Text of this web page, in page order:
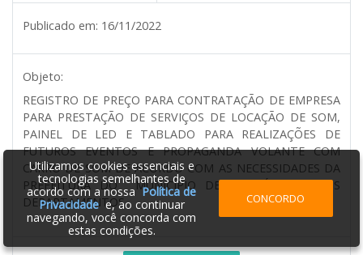
Publicado em: 16/11/2022
Objeto:
REGISTRO DE PREÇO PARA CONTRATAÇÃO DE EMPRESA
PARA PRESTAÇÃO DE SERVIÇOS DE LOCAÇÃO DE SOM,
PAINEL DE LED E TABLADO PARA REALIZAÇÕES DE
FUTUROS EVENTOS E PROPAGANDA VOLANTE COM
CARRO DE SOM DE ACORDO COM AS NECESSIDADES DA
PREFEITURA DO MUNICÍPIO DE JAPURÁ-PR E SEUS
DEPARTAMENTOS
Utilizamos cookies essenciais e
tecnologias semelhantes de
acordo com a nossaPolítica de
Privacidadee, ao continuar
navegando, você concorda com
estas condições.
CONCORDO